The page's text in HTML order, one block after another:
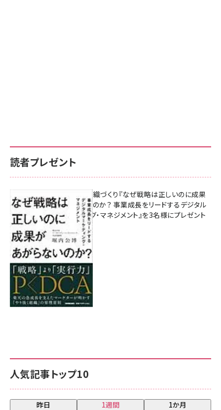
人気記事トップ10
昨日 1週間 1か月
読者プレゼント
成果を生む組織づくり『なぜ戦略は正しいのに成果
があがらないのか？ 事業成長をリードするデジタル
マーケティング・マネジメント』を3名様にプレゼント
8月7日 10:00